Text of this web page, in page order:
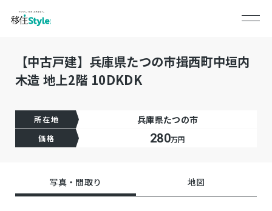
【中古戸建】兵庫県たつの市揖西町中垣内
木造 地上2階 10DKDK
所在地 兵庫県たつの市
価格 280万円
写真・間取り 地図